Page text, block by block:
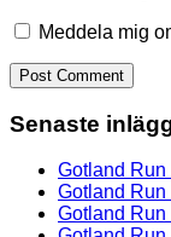
Meddela mig
Senaste
Gotland
Gotland
Gotland Run